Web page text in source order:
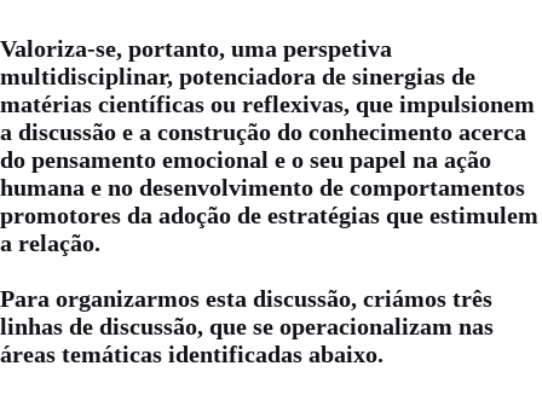
Valoriza-se, portanto, uma perspetiva
multidisciplinar, potenciadora de sinergias de
matérias científicas ou reflexivas, que impulsionem
a discussão e a construção do conhecimento acerca
do pensamento emocional e o seu papel na ação
humana e no desenvolvimento de comportamentos
promotores da adoção de estratégias que estimulem
a relação.
Para organizarmos esta discussão, criámos três
linhas de discussão, que se operacionalizam nas
áreas temáticas identificadas abaixo.